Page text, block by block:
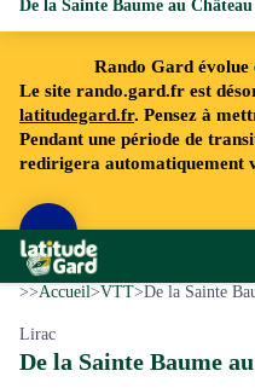
Rando Gard
Le site rando.gard.fr est
latitudegard.fr. Pensez à
Pendant une période de
redirigera automatiquement
Rando Gard
De la Sainte Baume au Château
>>Accueil>VTT>De la Sainte
Lirac
De la Sainte Baume